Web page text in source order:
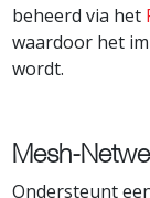
beheerd via het
waardoor het
wordt.
Mesh-
Ondersteunt